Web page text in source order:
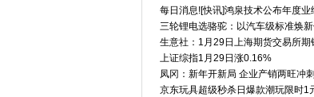
每日消息![快讯]鸿泉技术公布年度业
三轮锂电选骆驼：以汽车级标准焕
生意社：1月29日上海期货交易所
上证综指1月29日涨0.16%
凤冈：新年开新局 企业产销两旺冲
京东玩具超级秒杀日爆款潮玩限时1